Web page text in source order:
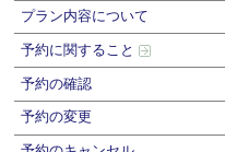
プラン内容について
予約に関すること
予約の確認
予約の変更